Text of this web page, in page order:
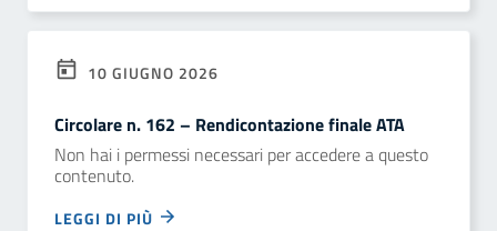
10 GIUGNO 2026
Circolare n. 162 – Rendicontazione finale ATA
Non hai i permessi necessari per accedere a questo
contenuto.
LEGGI DI PIÙ